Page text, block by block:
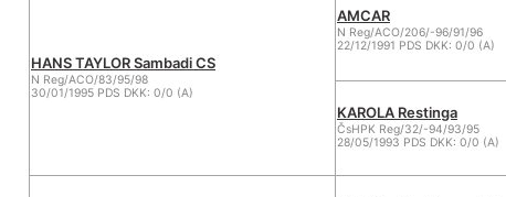
HANS TAYLOR Sambadi CS
N Reg/ACO/83/95/98
30/01/1995 PDS DKK: 0/0 (A)
AMCAR
N Reg/ACO/206/-96/91/96
22/12/1991 PDS DKK: 0/0 (A)
KAROLA Restinga
ČsHPK Reg/32/-94/93/95
28/05/1993 PDS DKK: 0/0 (A)